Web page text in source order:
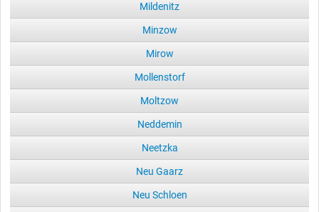
Mildenitz
Minzow
Mirow
Mollenstorf
Moltzow
Neddemin
Neetzka
Neu Gaarz
Neu Schloen